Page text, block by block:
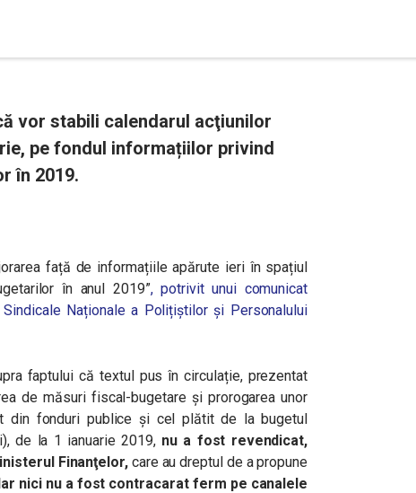
vor stabili calendarul acţiunilor
pe fondul informațiilor privind
în 2019.
față de informațiile apărute ieri în spațiul
în anul 2019”, potrivit unui comunicat
Sindicale Naționale a Polițiștilor și Personalului
faptului că textul pus în circulație, prezentat
de măsuri fiscal-bugetare şi prorogarea unor
din fonduri publice şi cel plătit de la bugetul
de la 1 ianuarie 2019,nu a fost revendicat,
Finanţelor,care au dreptul de a propune
nici nu a fost contracarat ferm pe canalele